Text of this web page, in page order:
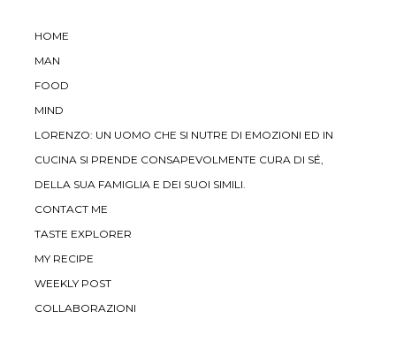
HOME
MAN
FOOD
MIND
LORENZO: UN UOMO CHE SI NUTRE DI EMOZIONI ED IN
CUCINA SI PRENDE CONSAPEVOLMENTE CURA DI SÉ,
DELLA SUA FAMIGLIA E DEI SUOI SIMILI.
CONTACT ME
TASTE EXPLORER
MY RECIPE
WEEKLY POST
COLLABORAZIONI